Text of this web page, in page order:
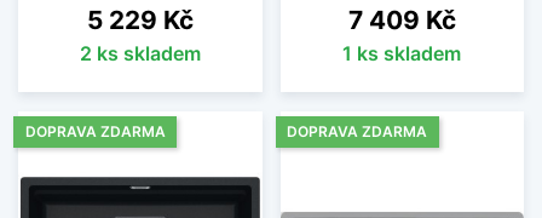
Cena
5 229 Kč
2 ks skladem
Cena
7 409 Kč
1 ks skladem
DOPRAVA ZDARMA DOPRAVA ZDARMA